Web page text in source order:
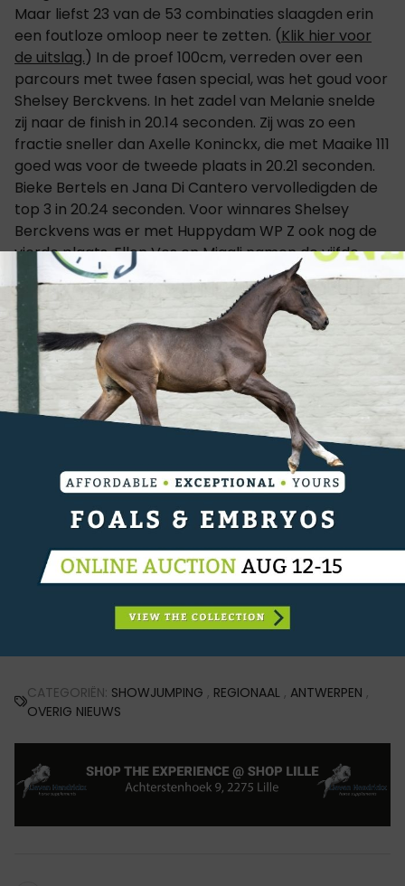
Maar liefst 23 van de 53 combinaties slaagden erin
een foutloze omloop neer te zetten. (Klik hier voor
de uitslag.) In de proef 100cm, verreden over een
parcours met twee fasen special, was het goud voor
Shelsey Berckvens. In het zadel van Melanie snelde
zij naar de finish in 20.14 seconden. Zij was zo een
fractie sneller dan Axelle Koninckx, die met Maaike 111
goed was voor de tweede plaats in 20.21 seconden.
Bieke Bertels en Jana Di Cantero vervolledigden de
top 3 in 20.24 seconden. Voor winnares Shelsey
Berckvens was er met Huppydam WP Z ook nog de
vierde plaats. Ellen Vos en Migali namen de vijfde
plaats voor hun rekening. Ook voor de ruiters in de
derde proef stond er een parcours over twee fasen
klaar, deze keer over een hoogte van 1m15. Het was
Christoph Verheyen die met de winst naar huis ging.
Met Mesalina onder het zadel wist hij zich van de
eerste plaats te verzekeren dankzij een foutloze
tweede fase in een tijd van 30.81 seconden. Jan
Caers kwam hier dicht bij in de buurt met Lightning
maar moest genoegen nemen met de tweede
plaats in een tijd van 31.19 seconden. Yani Ksiezarczyk
en Idianna V&V volgden op de derde plaats na een
foutloze tweede fase in 31.37 seconden. Voor Tinne
Vermeiren (Mochito van de Mishagen) en Nathalie
De Craecker (Hope for Life) was er ook nog een
plaats in de top 5. Vanavond staat op deze jumping
de Masters op het programma, gevolgd door een
grote ridersparty onder leiding van DJ Wolves & DJ
CATEGORIËN: SHOWJUMPING , REGIONAAL , ANTWERPEN ,
OVERIG NIEUWS